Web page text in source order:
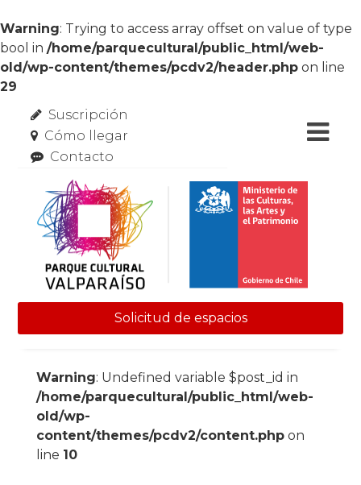
Warning: Trying to access array offset on value of type
bool in /home/parquecultural/public_html/web-
old/wp-content/themes/pcdv2/header.php on line
29
Suscripción
Cómo llegar
Contacto
Solicitud de espacios
Warning: Undefined variable $post_id in
/home/parquecultural/public_html/web-
old/wp-
content/themes/pcdv2/content.phpon
line 10